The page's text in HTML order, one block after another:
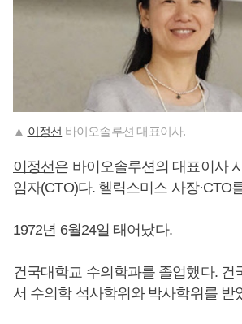
▲ 이정선 바이오솔루션 대표이사.
이정선은 바이오솔루션의 대표이사
임자(CTO)다. 헬릭스미스 사장·CTO
1972년 6월24일 태어났다.
건국대학교 수의학과를 졸업했다. 건
서 수의학 석사학위와 박사학위를 받